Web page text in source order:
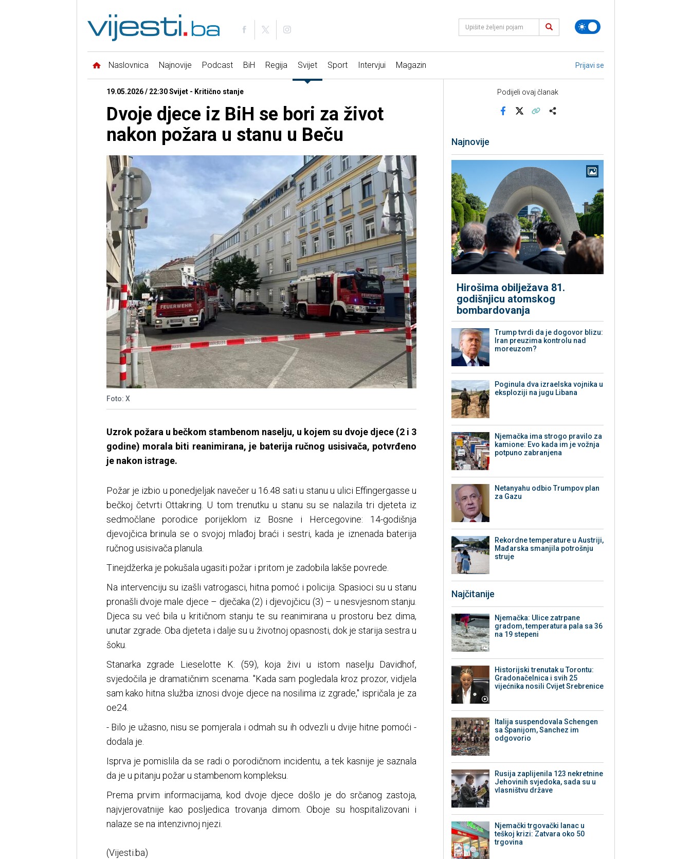
Naslovnica Najnovije Podcast BiH Regija Svijet Sport Intervjui Magazin Prijavi se
19.05.2026 / 22:30 Svijet - Kritično stanje
Dvoje djece iz BiH se bori za život
nakon požara u stanu u Beču
Foto: X
Uzrok požara u bečkom stambenom naselju, u kojem su dvoje djece (2 i 3
godine) morala biti reanimirana, je baterija ručnog usisivača, potvrđeno
je nakon istrage.
Požar je izbio u ponedjeljak navečer u 16.48 sati u stanu u ulici Effingergasse u
bečkoj četvrti Ottakring. U tom trenutku u stanu su se nalazila tri djeteta iz
sedmočlane porodice porijeklom iz Bosne i Hercegovine: 14-godišnja
djevojčica brinula se o svojoj mlađoj braći i sestri, kada je iznenada baterija
ručnog usisivača planula.
Tinejdžerka je pokušala ugasiti požar i pritom je zadobila lakše povrede.
Na intervenciju su izašli vatrogasci, hitna pomoć i policija. Spasioci su u stanu
pronašli dvoje male djece – dječaka (2) i djevojčicu (3) – u nesvjesnom stanju.
Djeca su već bila u kritičnom stanju te su reanimirana u prostoru bez dima,
unutar zgrade. Oba djeteta i dalje su u životnoj opasnosti, dok je starija sestra u
šoku.
Stanarka zgrade Lieselotte K. (59), koja živi u istom naselju Davidhof,
svjedočila je dramatičnim scenama. "Kada sam pogledala kroz prozor, vidjela
sam kako hitna služba iznosi dvoje djece na nosilima iz zgrade," ispričala je za
oe24.
- Bilo je užasno, nisu se pomjerala i odmah su ih odvezli u dvije hitne pomoći -
dodala je.
Isprva je pomislila da se radi o porodičnom incidentu, a tek kasnije je saznala
da je u pitanju požar u stambenom kompleksu.
Prema prvim informacijama, kod dvoje djece došlo je do srčanog zastoja,
najvjerovatnije kao posljedica trovanja dimom. Oboje su hospitalizovani i
nalaze se na intenzivnoj njezi.
(Vijesti.ba)
Podijeli ovaj članak
Najnovije
Hirošima obilježava 81.
godišnjicu atomskog
bombardovanja
Trump tvrdi da je dogovor blizu:
Iran preuzima kontrolu nad
moreuzom?
Poginula dva izraelska vojnika u
eksploziji na jugu Libana
Njemačka ima strogo pravilo za
kamione: Evo kada im je vožnja
potpuno zabranjena
Netanyahu odbio Trumpov plan
za Gazu
Rekordne temperature u Austriji,
Mađarska smanjila potrošnju
struje
Najčitanije
Njemačka: Ulice zatrpane
gradom, temperatura pala sa 36
na 19 stepeni
Historijski trenutak u Torontu:
Gradonačelnica i svih 25
vijećnika nosili Cvijet Srebrenice
Italija suspendovala Schengen
sa Španijom, Sanchez im
odgovorio
Rusija zaplijenila 123 nekretnine
Jehovinih svjedoka, sada su u
vlasništvu države
Njemački trgovački lanac u
teškoj krizi: Zatvara oko 50
trgovina